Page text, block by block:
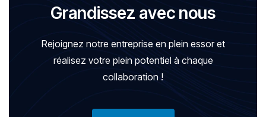
Grandissez avec nous
Rejoignez notre entreprise en plein essor et
réalisez votre plein potentiel à chaque
collaboration !